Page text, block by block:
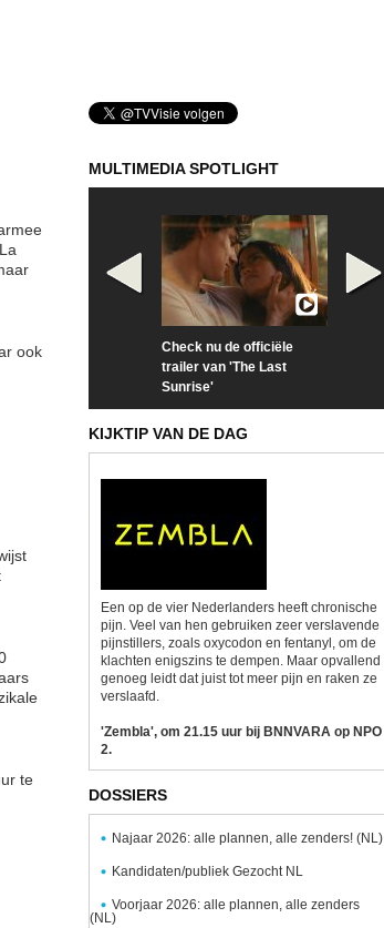
ook
te
MULTIMEDIA SPOTLIGHT
Check nu de officiële
trailer van 'The Last
Sunrise'
KIJKTIP VAN DE DAG
Een op de vier Nederlanders heeft chronische
pijn. Veel van hen gebruiken zeer verslavende
pijnstillers, zoals oxycodon en fentanyl, om de
klachten enigszins te dempen. Maar opvallend
genoeg leidt dat juist tot meer pijn en raken ze
verslaafd.
'Zembla', om 21.15 uur bij BNNVARA op NPO
2.
DOSSIERS
Najaar 2026: alle plannen, alle zenders! (NL)
Kandidaten/publiek Gezocht NL
Voorjaar 2026: alle plannen, alle zenders
(NL)